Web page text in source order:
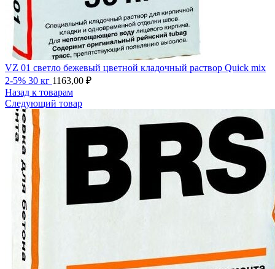
VZ 01 светло бежевый цветной кладочный раствор Quick mix
2-5% 30 кг 1163,00 ₽
Назад к товарам
Следующий товар